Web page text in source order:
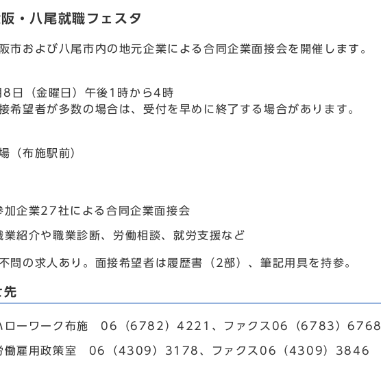
・八尾就職フェスタ
市および八尾市内の地元企業による合同企業面接会を開催します。
日（金曜日）午後1時から4時
望者が多数の場合は、受付を早めに終了する場合があります。
（布施駅前）
加企業27社による合同企業面接会
業紹介や職業診断、労働相談、就労支援など
問の求人あり。面接希望者は履歴書（2部）、筆記用具を持参。
先
ローワーク布施 06（6782）4221、ファクス06（6783）6768
働雇用政策室 06（4309）3178、ファクス06（4309）3846